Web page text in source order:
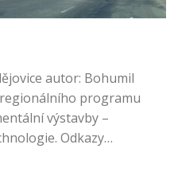
autor: Bohumil
programu
výstavby –
Odkazy…